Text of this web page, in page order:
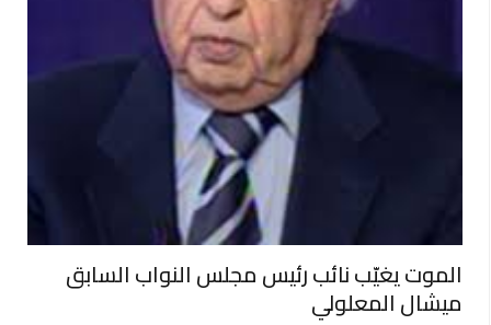
الموت يغيّب نائب رئيس مجلس النواب السابق
ميشال المعلولي